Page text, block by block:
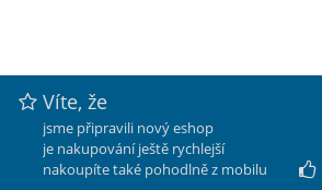
Víte, že
jsme připravili nový eshop
je nakupování ještě rychlejší
nakoupíte také pohodlně z mobilu